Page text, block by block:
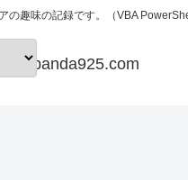
の趣味の記録です。（VBA
papanda925.com